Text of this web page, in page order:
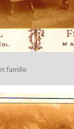
famille